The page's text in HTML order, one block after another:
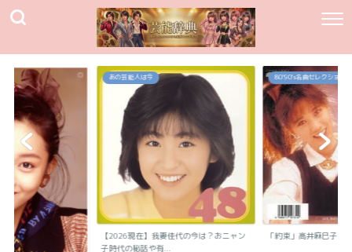
あの芸能人は今
【2026現在】我妻佳代の今は？おニャン
子時代の秘話や有...
80`90's名曲セレクション
「約束」高井麻巳子